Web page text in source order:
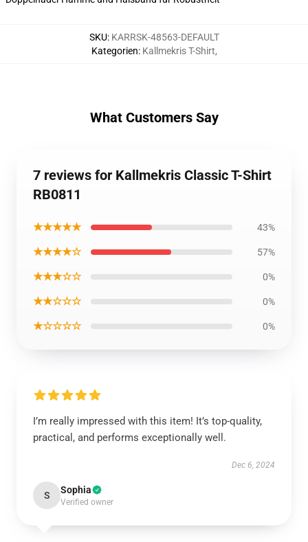
SKU: KARRSK-48563-DEFAULT
Kategorien: Kallmekris T-Shirt,
What Customers Say
7 reviews for Kallmekris Classic T-Shirt
RB0811
★★★★★ 43%
★★★★☆ 57%
★★★☆☆ 0%
★★☆☆☆ 0%
★☆☆☆☆ 0%
I’m really impressed with this item! It’s top-quality,
practical, and performs exceptionally well.
Dec 6, 2024
S Sophia
Verified owner